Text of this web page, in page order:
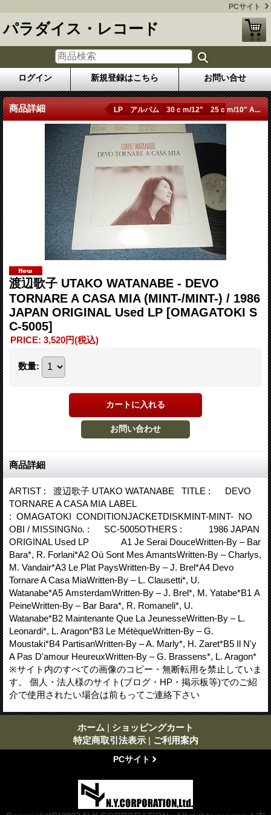
PCサイト
パラダイス・レコード
ログイン 新規登録はこちら お問い合せ
商品詳細 LP アルバム 30ｃｍ/12" 25ｃｍ/10" A...
渡辺歌子 UTAKO WATANABE - DEVO
TORNARE A CASA MIA (MINT-/MINT-) / 1986
JAPAN ORIGINAL Used LP [OMAGATOKI S
C-5005]
PRICE: 3,520円(税込)
数量:
商品詳細
ARTIST : 渡辺歌子 UTAKO WATANABE TITLE : DEVO
TORNARE A CASA MIA LABEL
: OMAGATOKI CONDITIONJACKETDISKMINT-MINT- NO
OBI / MISSINGNo. : SC-5005OTHERS : 1986 JAPAN
ORIGINAL Used LP A1 Je Serai DouceWritten-By – Bar
Bara*, R. Forlani*A2 Où Sont Mes AmantsWritten-By – Charlys,
M. Vandair*A3 Le Plat PaysWritten-By – J. Brel*A4 Devo
Tornare A Casa MiaWritten-By – L. Clausetti*, U.
Watanabe*A5 AmsterdamWritten-By – J. Brel*, M. Yatabe*B1 A
PeineWritten-By – Bar Bara*, R. Romaneli*, U.
Watanabe*B2 Maintenante Que La JeunesseWritten-By – L.
Leonardi*, L. Aragon*B3 Le MétèqueWritten-By – G.
Moustaki*B4 PartisanWritten-By – A. Marly*, H. Zaret*B5 Il N'y
A Pas D'amour HeureuxWritten-By – G. Brassens*, L. Aragon*
※サイト内のすべての画像のコピー・無断転用を禁止していま
す。 個人・法人様のサイト(ブログ・HP・掲示板等)でのご紹
介で使用されたい場合は前もってご連絡下さい
ホーム | ショッピングカート
特定商取引法表示 | ご利用案内
PCサイト